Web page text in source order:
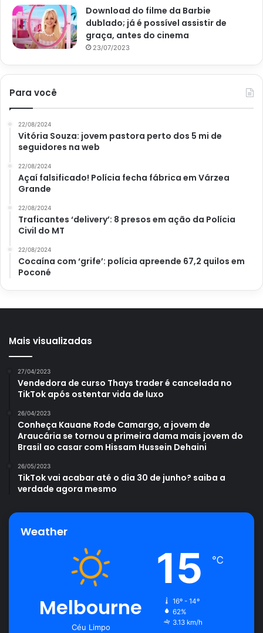
Download do filme da Barbie
dublado; já é possível assistir de
graça, antes do cinema
23/07/2023
Para você
22/08/2024
Vitória Souza: jovem pastora perto dos 5 mi de
seguidores na web
22/08/2024
Açaí falsificado! Polícia fecha fábrica em Várzea
Grande
22/08/2024
Traficantes ‘delivery’: 8 presos em ação da Polícia
Civil do MT
22/08/2024
Cocaína com ‘grife’: polícia apreende 67,2 quilos em
Poconé
Mais visualizadas
27/04/2023
Vendedora de curso Thays trader é cancelada no
TikTok após ostentar vida de luxo
26/04/2023
Conheça Kauane Rode Camargo, a jovem de
Araucária se tornou a primeira dama mais jovem do
Brasil ao casar com Hissam Hussein Dehaini
26/05/2023
TikTok vai acabar até o dia 30 de junho? saiba a
verdade agora mesmo
Weather
Melbourne
Céu Limpo
15 ℃
16º - 14º
62%
3.13 km/h